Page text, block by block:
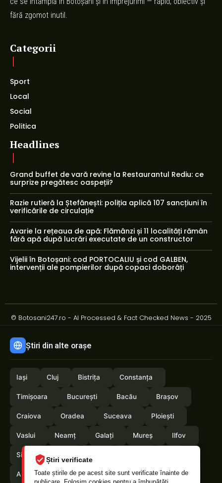
Știri verificate
Toate știrile de pe acest site sunt verificate înainte de
fără zgomot inutil.
Categorii
Sport
Local
Social
Politica
Headlines
Grand buffet de vară revine la Restaurantul Rediu: ce
surprize pregătesc oaspeții?
Razie rutieră la Ștefănești: poliția aplică 107 sancțiuni în
verificările de circulație
Avarie la rețeaua de apă: Flămânzi și 11 localități rămân
fără apă după lucrări executate de un constructor
Vijelii în Botoșani: cod PORTOCALIU și cod GALBEN,
intervenții ale pompierilor după copaci doborâți
© Botosani247.ro - AI Processed & Fact Checked News - 2025
Știri din alte orașe
Iași Cluj Bistrița Constanța
Timișoara București Bacău Brașov
Craiova Oradea Suceava Ploiești
Vaslui Neamț Galați Mureș Ilfov
Sibiu
Arges Maramures Vrancea Satumare